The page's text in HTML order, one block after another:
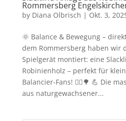
Rommersberg
by Diana Olbrisch | Okt. 3,
🌞 Balance & Bewegung –
dem Rommersberg haben wir
Spielgerät montiert: eine
Robinienholz – perfekt für
Balancier-Fans! 🤸‍♂️🌳 💪 Die
aus naturgewachsener...